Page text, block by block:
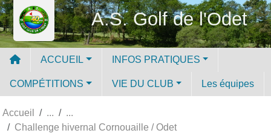
A.S. Golf de l'Odet
ACCUEIL INFOS PRATIQUES
COMPÉTITIONS VIE DU CLUB Les équipes
Accueil
Challenge hivernal Cornouaille / Odet
Panneau de gestion des cookies